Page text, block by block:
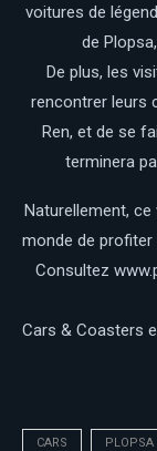
voitures de
de
De plus, les
rencontrer leurs
Ren, et de se
terminera
Naturellement,
monde de
Consultez
Cars & Coasters
CARS PLOPSA